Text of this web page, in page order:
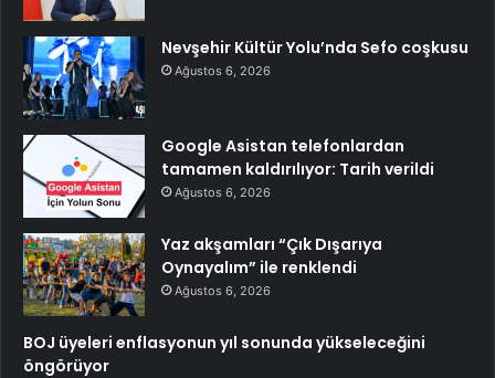
Nevşehir Kültür Yolu’nda Sefo coşkusu
Ağustos 6, 2026
Google Asistan telefonlardan
tamamen kaldırılıyor: Tarih verildi
Ağustos 6, 2026
Yaz akşamları “Çık Dışarıya
Oynayalım” ile renklendi
Ağustos 6, 2026
BOJ üyeleri enflasyonun yıl sonunda yükseleceğini
öngörüyor